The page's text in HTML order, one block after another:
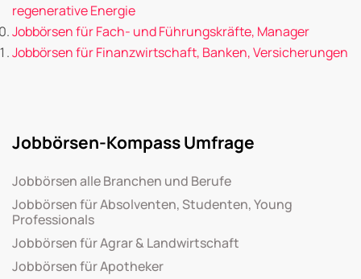
regenerative Energie
Jobbörsen für Fach- und Führungskräfte, Manager
Jobbörsen für Finanzwirtschaft, Banken, Versicherungen
Jobbörsen-Kompass Umfrage
Jobbörsen alle Branchen und Berufe
Jobbörsen für Absolventen, Studenten, Young
Professionals
Jobbörsen für Agrar & Landwirtschaft
Jobbörsen für Apotheker